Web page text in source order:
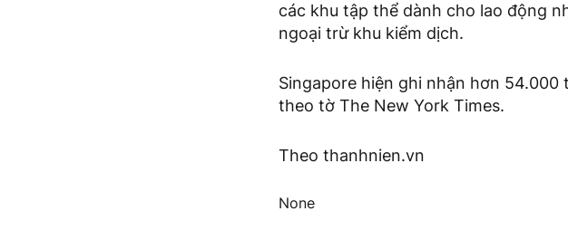
các khu tập thể dành cho lao động
ngoại trừ khu kiểm dịch.
Singapore hiện ghi nhận hơn
theo tờ The New York Times.
Theo thanhnien.vn
None